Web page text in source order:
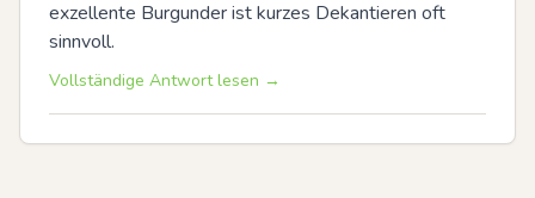
exzellente Burgunder ist kurzes Dekantieren oft
sinnvoll.
Vollständige Antwort lesen →